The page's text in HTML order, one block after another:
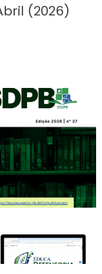
(2026)